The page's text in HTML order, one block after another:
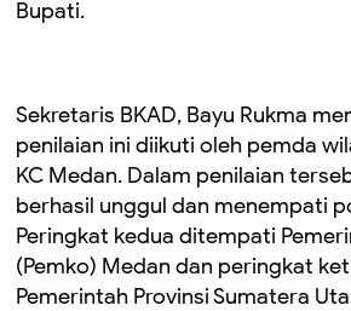
Bupati.
Sekretaris BKAD, Bayu Rukma
penilaian ini diikuti oleh pemda
KC Medan. Dalam penilaian
berhasil unggul dan menempati
Peringkat kedua ditempati
(Pemko) Medan dan peringkat
Pemerintah Provinsi Sumatera